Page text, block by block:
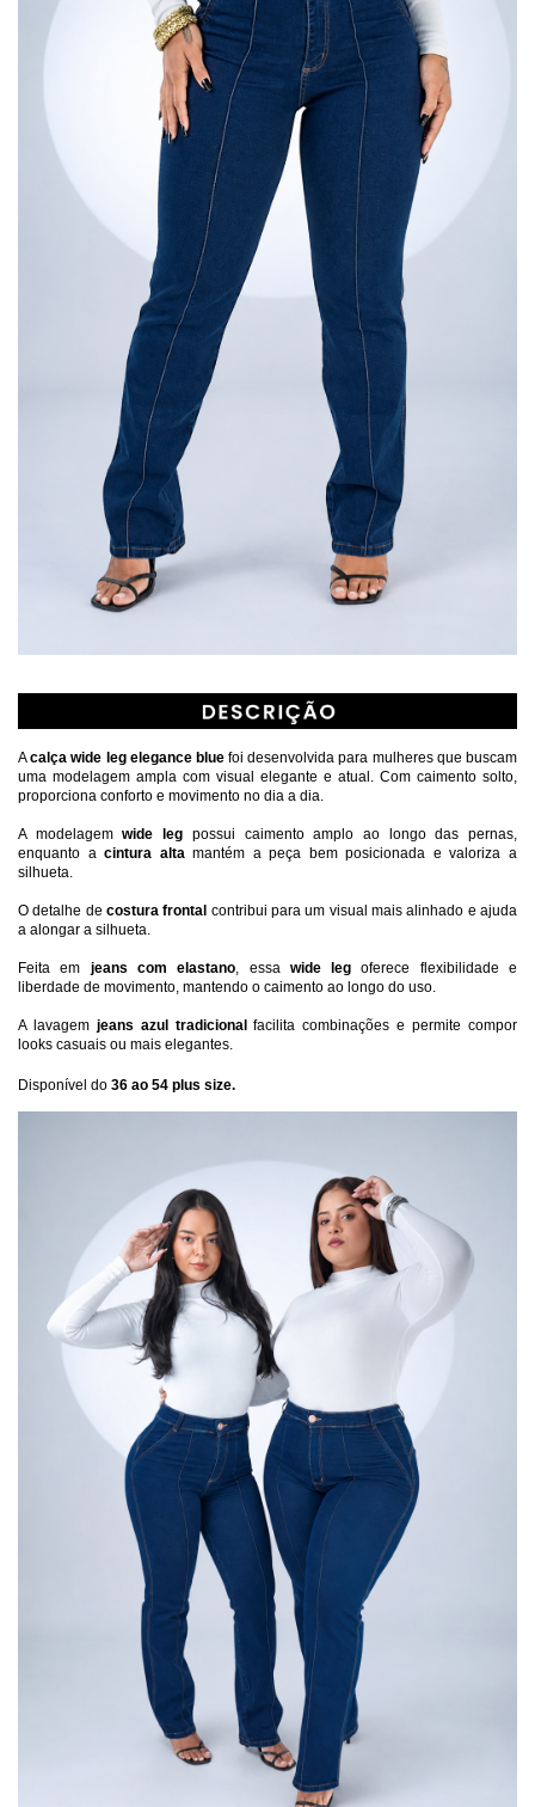
A calça wide leg elegance blue foi desenvolvida para mulheres que buscam
uma modelagem ampla com visual elegante e atual. Com caimento solto,
proporciona conforto e movimento no dia a dia.
A modelagem wide leg possui caimento amplo ao longo das pernas,
enquanto a cintura alta mantém a peça bem posicionada e valoriza a
silhueta.
O detalhe de costura frontal contribui para um visual mais alinhado e ajuda
a alongar a silhueta.
Feita em jeans com elastano, essa wide leg oferece flexibilidade e
liberdade de movimento, mantendo o caimento ao longo do uso.
A lavagem jeans azul tradicional facilita combinações e permite compor
looks casuais ou mais elegantes.
Disponível do 36 ao 54 plus size.